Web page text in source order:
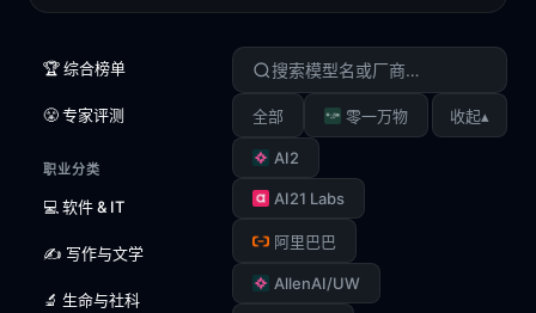
🏆 综合榜单
😤 专家评测
职业分类
💻 软件 & IT
✍️ 写作与文学
🔬 生命与社科
全部 零一万物
AI2
AI21 Labs
阿里巴巴
AllenAI/UW
收起▴